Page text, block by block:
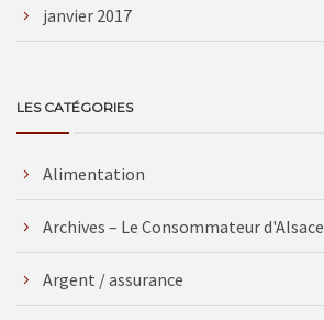
janvier 2017
LES CATÉGORIES
Alimentation
Archives – Le Consommateur d'Alsace
Argent / assurance